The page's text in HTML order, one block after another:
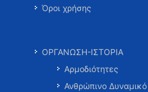
Όροι χρήσης
ΟΡΓΑΝΩΣΗ-ΙΣΤΟΡΙΑ
Αρμοδιότητες
Ανθρώπινο Δυναμικό